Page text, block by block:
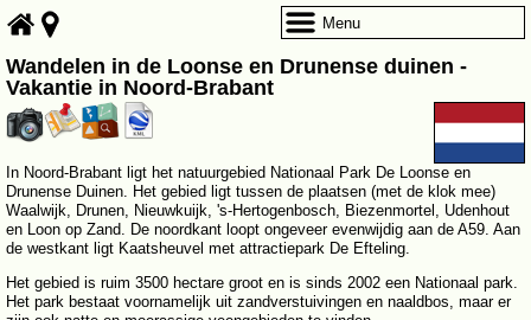
Wandelen in de Loonse en Drunense duinen -
Vakantie in Noord-Brabant
In Noord-Brabant ligt het natuurgebied Nationaal Park De Loonse en
Drunense Duinen. Het gebied ligt tussen de plaatsen (met de klok mee)
Waalwijk, Drunen, Nieuwkuijk, 's-Hertogenbosch, Biezenmortel, Udenhout
en Loon op Zand. De noordkant loopt ongeveer evenwijdig aan de A59. Aan
de westkant ligt Kaatsheuvel met attractiepark De Efteling.
Het gebied is ruim 3500 hectare groot en is sinds 2002 een Nationaal park.
Het park bestaat voornamelijk uit zandverstuivingen en naaldbos, maar er
Menu